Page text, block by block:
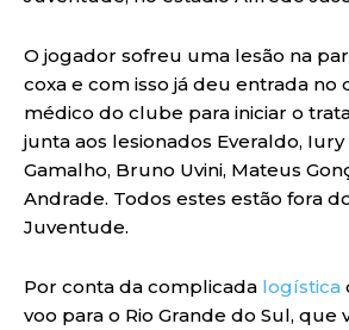
O jogador sofreu uma lesão na
coxa e com isso já deu entrada
médico do clube para iniciar o
junta aos lesionados Everaldo, Iury
Gamalho, Bruno Uvini, Mateus
Andrade. Todos estes estão fora
Juventude.
Por conta da complicada logística
voo para o Rio Grande do Sul, que